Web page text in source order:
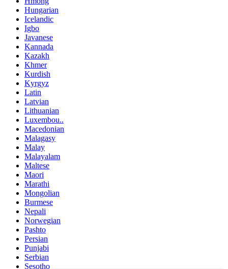
Hungarian
Icelandic
Igbo
Javanese
Kannada
Kazakh
Khmer
Kurdish
Kyrgyz
Latin
Latvian
Lithuanian
Luxembou..
Macedonian
Malagasy
Malay
Malayalam
Maltese
Maori
Marathi
Mongolian
Burmese
Nepali
Norwegian
Pashto
Persian
Punjabi
Serbian
Sesotho